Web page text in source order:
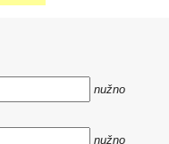
nužno
nužno